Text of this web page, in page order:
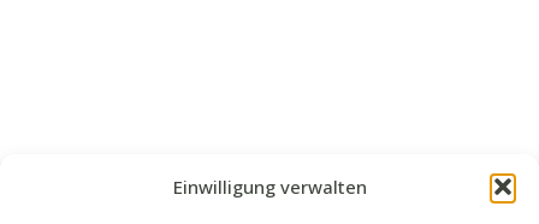
Einwilligung verwalten